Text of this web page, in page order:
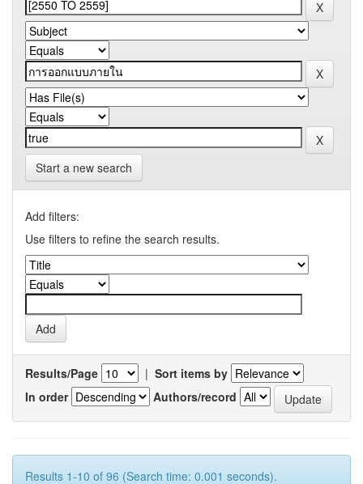
Start a new search
Add filters:
Use filters to refine the search results.
Results/Page | Sort items by
In order
Authors/record
Results 1-10 of 96 (Search time: 0.001 seconds).